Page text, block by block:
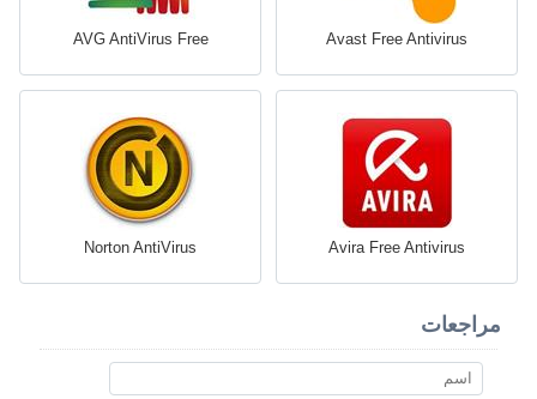
Avast Free Antivirus
AVG AntiVirus Free
Avira Free Antivirus
Norton AntiVirus
مراجعات